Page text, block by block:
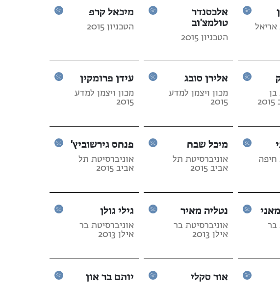
אריאל
אלכסנדר
טולמצ'וב
הטכניון 2015
מיכאל קרפ
הטכניון 2015
בן
אלירן סובג
מכון ויצמן למדע
2015
עידן פרומקין
מכון ויצמן למדע
2015
חיפה
מיכל שבח
אוניברסיטת תל
אביב 2015
פנחס גירשוביץ'
אוניברסיטת תל
אביב 2015
בר
נטליה מאיר
אוניברסיטת בר
אילן 2013
גילי גולן
אוניברסיטת בר
אילן 2013
אור סקלי יותם בר און